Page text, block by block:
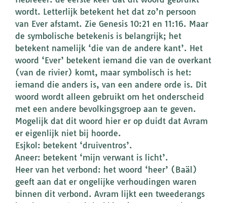
wordt. Letterlijk betekent het dat zo’n persoon
van Ever afstamt. Zie Genesis 10:21 en 11:16. Maar
de symbolische betekenis is belangrijk; het
betekent namelijk ‘die van de andere kant’. Het
woord ‘Ever’ betekent iemand die van de overkant
(van de rivier) komt, maar symbolisch is het:
iemand die anders is, van een andere orde is. Dit
woord wordt alleen gebruikt om het onderscheid
met een andere bevolkingsgroep aan te geven.
Mogelijk dat dit woord hier er op duidt dat Avram
er eigenlijk niet bij hoorde.
Esjkol: betekent ‘druiventros’.
Aneer: betekent ‘mijn verwant is licht’.
Heer van het verbond: het woord ‘heer’ (Baäl)
geeft aan dat er ongelijke verhoudingen waren
binnen dit verbond. Avram lijkt een tweederangs